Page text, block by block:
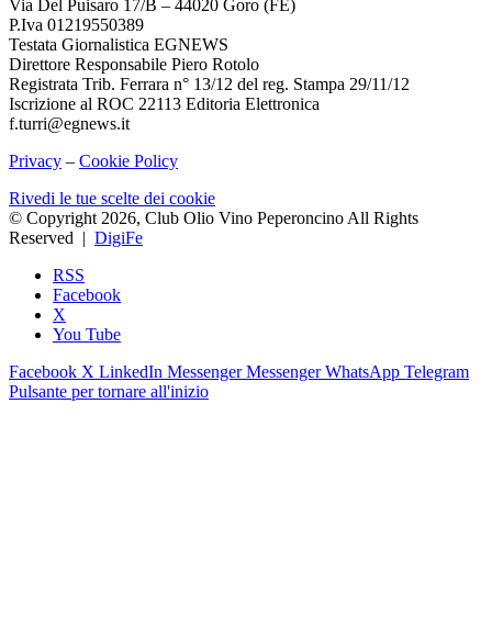
Via Del Puisaro 17/B – 44020 Goro (FE)
P.Iva 01219550389
Testata Giornalistica EGNEWS
Direttore Responsabile Piero Rotolo
Registrata Trib. Ferrara n° 13/12 del reg. Stampa 29/11/12
Iscrizione al ROC 22113 Editoria Elettronica
f.turri@egnews.it
Privacy – Cookie Policy
Rivedi le tue scelte dei cookie
© Copyright 2026, Club Olio Vino Peperoncino All Rights
Reserved | DigiFe
RSS
Facebook
X
You Tube
Facebook X LinkedIn Messenger Messenger WhatsApp Telegram
Pulsante per tornare all'inizio